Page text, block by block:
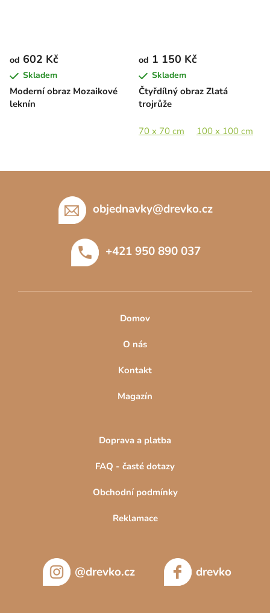
Moderní obraz Mozaikové
leknín
od 602 Kč
Skladem
Čtyřdílný obraz Zlatá
trojrůže
od 1 150 Kč
Skladem
70 x 70 cm 100 x 100 cm
objednavky@drevko.cz
+421 950 890 037
Domov
O nás
Kontakt
Magazín
Doprava a platba
FAQ - časté dotazy
Obchodní podmínky
Reklamace
@drevko.cz drevko